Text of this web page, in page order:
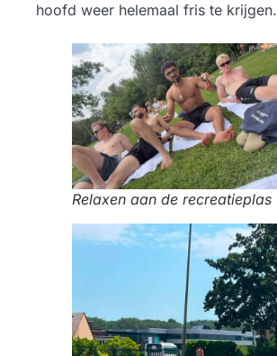
hoofd weer helemaal fris te krijgen.
Relaxen aan de recreatieplas